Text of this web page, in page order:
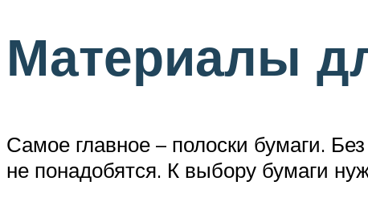
Материалы
Самое главное – полоски бумаги.
не понадобятся. К выбору бумаги